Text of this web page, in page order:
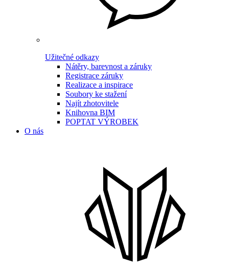
Užitečné odkazy
Nátěry, barevnost a záruky
Registrace záruky
Realizace a inspirace
Soubory ke stažení
Najít zhotovitele
Knihovna BIM
POPTAT VÝROBEK
O nás